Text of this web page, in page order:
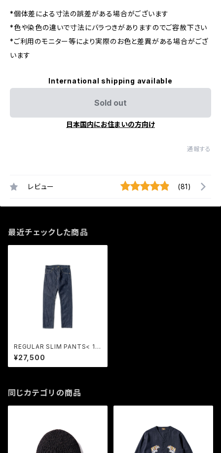
*個体差による寸法の誤差がある場合がございます
*色や染色の違いで寸法にバラつきがありますのでご容赦下さい
*ご利用のモニター等により実際のお色と差異がある場合がござ
います
International shipping available
Sold out
日本国内にお住まいの方向け
通報する
レビュー (81)
最近チェックした商品
REGULAR SLIM PANTS< 14
oz DENIM > (INDIGO) / GER
UGA
¥27,500
同じカテゴリの商品